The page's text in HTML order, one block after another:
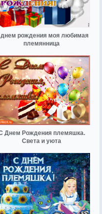
рождения моя любимая
племянница
Днем Рождения племяшка.
Света и уюта